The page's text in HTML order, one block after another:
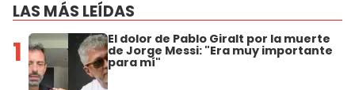
LAS MÁS LEÍDAS
1 El dolor de Pablo Giralt por la muerte
de Jorge Messi: "Era muy importante
para mí"